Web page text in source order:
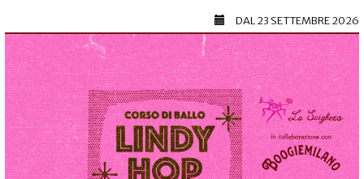
DAL23 SETTEMBRE 2026